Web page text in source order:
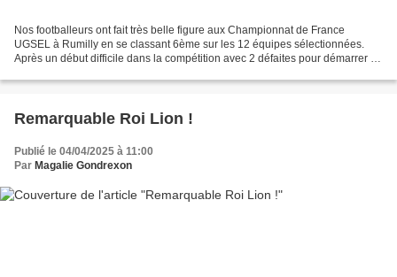
Nos footballeurs ont fait très belle figure aux Championnat de France
UGSEL à Rumilly en se classant 6ème sur les 12 équipes sélectionnées.
Après un début difficile dans la compétition avec 2 défaites pour démarrer la
Remarquable Roi Lion !
Publié le 04/04/2025 à 11:00
Par Magalie Gondrexon